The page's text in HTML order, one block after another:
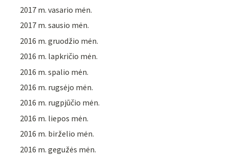
2017 m. vasario mėn.
2017 m. sausio mėn.
2016 m. gruodžio mėn.
2016 m. lapkričio mėn.
2016 m. spalio mėn.
2016 m. rugsėjo mėn.
2016 m. rugpjūčio mėn.
2016 m. liepos mėn.
2016 m. birželio mėn.
2016 m. gegužės mėn.